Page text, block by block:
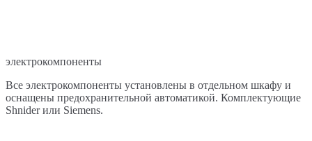
электрокомпоненты
Все электрокомпоненты установлены в отдельном шкафу и
оснащены предохранительной автоматикой. Комплектующие
Shnider или Siemens.